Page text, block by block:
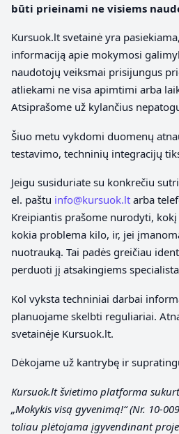
būti prieinami ne visiems
Kursuok.lt svetainė yra
informaciją apie mokymosi
naudotojų veiksmai prisijungus
atliekami ne visa apimtimi arba
Atsiprašome už kylančius
Šiuo metu vykdomi duomenų
testavimo, techninių integracijų
Jeigu susiduriate su konkrečiu
el. paštu info@kursuok.lt arba
Kreipiantis prašome nurodyti,
kokia problema kilo, ir, jei
nuotrauką. Tai padės greičiau
perduoti jį atsakingiems
Kol vyksta techniniai darbai
planuojame skelbti reguliariai.
svetainėje Kursuok.lt.
Dėkojame už kantrybę ir
Kursuok.lt švietimo platforma
„Mokykis visą gyvenimą!“ (Nr. 10-
toliau plėtojama įgyvendinant